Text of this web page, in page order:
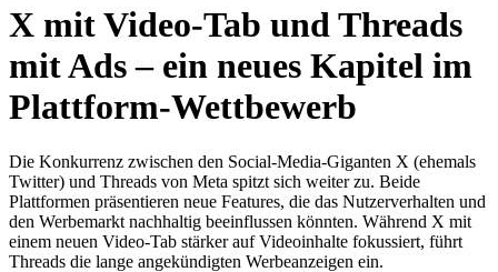
X mit Video-Tab und Threads
mit Ads – ein neues Kapitel im
Plattform-Wettbewerb
Die Konkurrenz zwischen den Social-Media-Giganten X (ehemals
Twitter) und Threads von Meta spitzt sich weiter zu. Beide
Plattformen präsentieren neue Features, die das Nutzerverhalten und
den Werbemarkt nachhaltig beeinflussen könnten. Während X mit
einem neuen Video-Tab stärker auf Videoinhalte fokussiert, führt
Threads die lange angekündigten Werbeanzeigen ein.